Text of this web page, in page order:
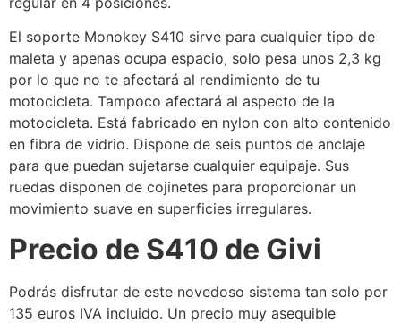
El soporte Monokey S410 sirve para cualquier tipo de
maleta y apenas ocupa espacio, solo pesa unos 2,3 kg
por lo que no te afectará al rendimiento de tu
motocicleta. Tampoco afectará al aspecto de la
motocicleta. Está fabricado en nylon con alto contenido
en fibra de vidrio. Dispone de seis puntos de anclaje
para que puedan sujetarse cualquier equipaje. Sus
ruedas disponen de cojinetes para proporcionar un
movimiento suave en superficies irregulares.
Precio de S410 de Givi
Podrás disfrutar de este novedoso sistema tan solo por
135 euros IVA incluido. Un precio muy asequible